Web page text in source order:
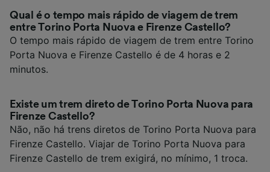
Qual é o tempo mais rápido de viagem de trem
entre Torino Porta Nuova e Firenze Castello?
O tempo mais rápido de viagem de trem entre Torino
Porta Nuova e Firenze Castello é de 4 horas e 2
minutos.
Existe um trem direto de Torino Porta Nuova para
Firenze Castello?
Não, não há trens diretos de Torino Porta Nuova para
Firenze Castello. Viajar de Torino Porta Nuova para
Firenze Castello de trem exigirá, no mínimo, 1 troca.